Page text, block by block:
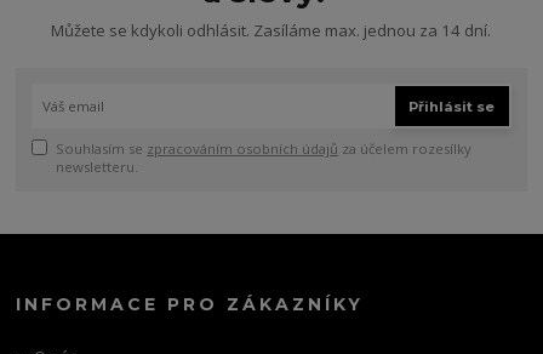
Můžete se kdykoli odhlásit. Zasíláme max. jednou za 14 dní.
Přihlásit se
Souhlasím se zpracováním osobních údajů za účelem rozesílky
newsletteru.
INFORMACE PRO ZÁKAZNÍKY